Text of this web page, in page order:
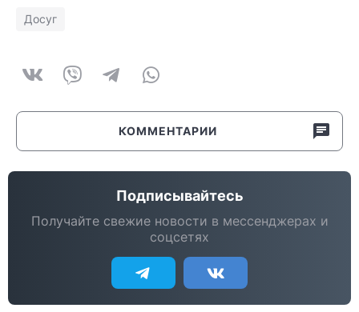
Досуг
КОММЕНТАРИИ
Подписывайтесь
Получайте свежие новости в мессенджерах и
соцсетях